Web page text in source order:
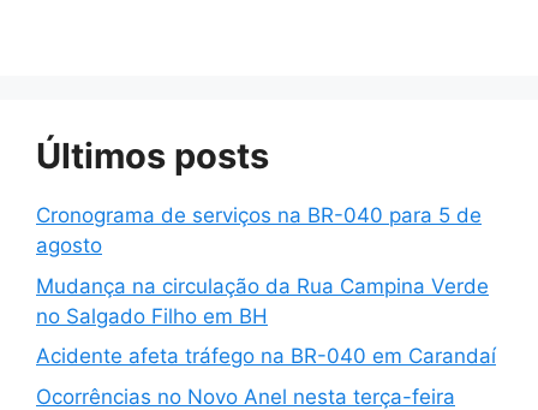
Últimos posts
Cronograma de serviços na BR-040 para 5 de
agosto
Mudança na circulação da Rua Campina Verde
no Salgado Filho em BH
Acidente afeta tráfego na BR-040 em Carandaí
Ocorrências no Novo Anel nesta terça-feira